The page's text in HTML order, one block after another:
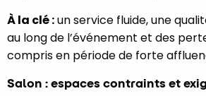
À la clé :un service fluide, une
au long de l’événement et des
compris en période de forte
Salon : espaces contraints et